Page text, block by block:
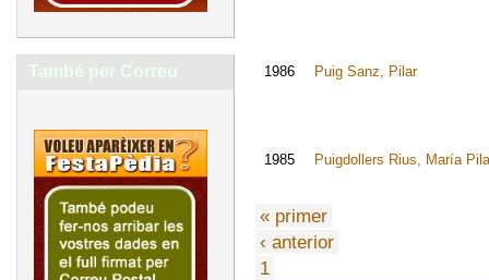
També per Correu 1986 Puig Sanz, Pilar
1985 Puigdollers Rius, María
« primer
‹ anterior
1